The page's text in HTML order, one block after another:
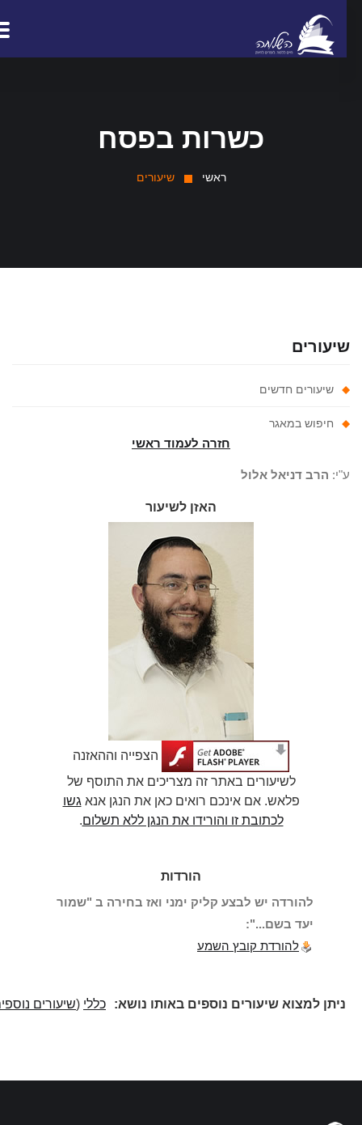
כשרות בפסח
ראשי שיעורים
שיעורים חדשים
חיפוש במאגר
חזרה לעמוד ראשי
הרב דניאל אלול
האזן לשיעור
הצפייה וההאזנה
לשיעורים באתר זה מצריכים את התוסף של
פלאש. אם אינכם רואים כאן את הנגן אנאגשו
לכתובת זו והורידו את הנגן ללא תשלום.
הורדות
להורדה יש לבצע קליק ימני ואז בחירה ב "שמור
יעד בשם...":
להורדת קובץ השמע
ניתן למצוא שיעורים נוספים באותו נושא: כללי(שיעורים נוספים)